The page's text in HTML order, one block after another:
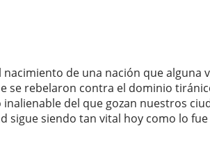
de una nación que
rebelaron contra el dominio
del que gozan nuestros
siendo tan vital hoy como lo